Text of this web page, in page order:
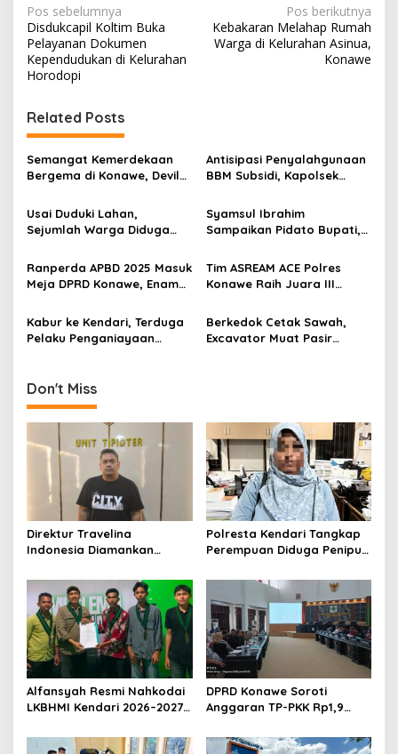
N
a
v
g
a
s
p
o
s
Pos sebelumnya
Disdukcapil Koltim Buka
Pelayanan Dokumen
Kependudukan di Kelurahan
Horodopi
Pos berikutnya
Kebakaran Melahap Rumah
Warga di Kelurahan Asinua,
Konawe
Related Posts
Semangat Kemerdekaan
Bergema di Konawe, Devile
Barisan
Antisipasi Penyalahgunaan
BBM Subsidi, Kapolsek
Pengisian di SPBU
Usai Duduki Lahan,
Sejumlah Warga Diduga
Turun Tangan
Syamsul Ibrahim
Sampaikan Pidato Bupati,
Daerah Harus Semakin
Berkualitas
Ranperda APBD 2025 Masuk
Meja DPRD Konawe, Enam
Persetujuan Awal
Tim ASREAM ACE Polres
Konawe Raih Juara III
Kabur ke Kendari, Terduga
Pelaku Penganiayaan
Berkedok Cetak Sawah,
Excavator Muat Pasir
Don't Miss
Direktur Travelina
Indonesia Diamankan
Penelantaran Jemaah
Umrah Masuk Babak Baru
Polresta Kendari Tangkap
Perempuan Diduga Penipu
Rp588,1 Juta
Alfansyah Resmi Nahkodai
LKBHMI Kendari 2026–2027,
Hukum
DPRD Konawe Soroti
Anggaran TP-PKK Rp1,9
untuk Perjalanan Dinas